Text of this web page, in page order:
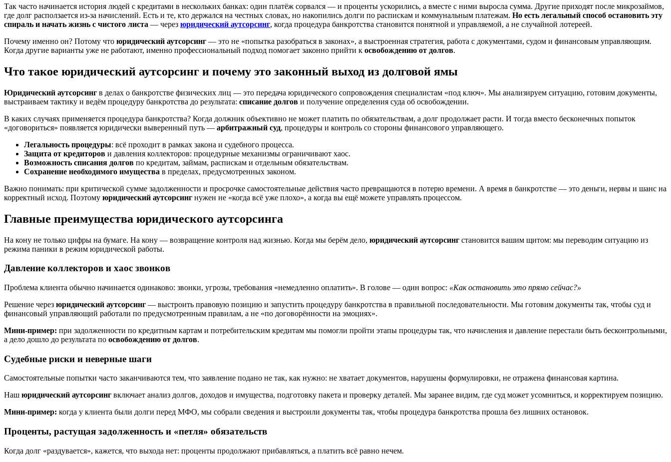
Так часто начинается история людей с кредитами в нескольких банках: один платёж сорвался — и проценты ускорились, а вместе с ними выросла сумма. Другие приходят после микрозаймов,
где долг расползается из‑за начислений. Есть и те, кто держался на честных словах, но накопились долги по распискам и коммунальным платежам. Но есть легальный способ остановить эту
спираль и начать жизнь с чистого листа — через юридический аутсорсинг, когда процедура банкротства становится понятной и управляемой, а не случайной лотереей.
Почему именно он? Потому что юридический аутсорсинг — это не «попытка разобраться в законах», а выстроенная стратегия, работа с документами, судом и финансовым управляющим.
Когда другие варианты уже не работают, именно профессиональный подход помогает законно прийти к освобождению от долгов.
Что такое юридический аутсорсинг и почему это законный выход из долговой ямы
Юридический аутсорсинг в делах о банкротстве физических лиц — это передача юридического сопровождения специалистам «под ключ». Мы анализируем ситуацию, готовим документы,
выстраиваем тактику и ведём процедуру банкротства до результата: списание долгов и получение определения суда об освобождении.
В каких случаях применяется процедура банкротства? Когда должник объективно не может платить по обязательствам, а долг продолжает расти. И тогда вместо бесконечных попыток
«договориться» появляется юридически выверенный путь — арбитражный суд, процедуры и контроль со стороны финансового управляющего.
Легальность процедуры: всё проходит в рамках закона и судебного процесса.
Защита от кредиторов и давления коллекторов: процедурные механизмы ограничивают хаос.
Возможность списания долгов по кредитам, займам, распискам и отдельным обязательствам.
Сохранение необходимого имущества в пределах, предусмотренных законом.
Важно понимать: при критической сумме задолженности и просрочке самостоятельные действия часто превращаются в потерю времени. А время в банкротстве — это деньги, нервы и шанс на
корректный исход. Поэтому юридический аутсорсинг нужен не «когда всё уже плохо», а когда вы ещё можете управлять процессом.
Главные преимущества юридического аутсорсинга
На кону не только цифры на бумаге. На кону — возвращение контроля над жизнью. Когда мы берём дело, юридический аутсорсинг становится вашим щитом: мы переводим ситуацию из
режима паники в режим юридической работы.
Давление коллекторов и хаос звонков
Проблема клиента обычно начинается одинаково: звонки, угрозы, требования «немедленно оплатить». В голове — один вопрос: «Как остановить это прямо сейчас?»
Решение через юридический аутсорсинг — выстроить правовую позицию и запустить процедуру банкротства в правильной последовательности. Мы готовим документы так, чтобы суд и
финансовый управляющий работали по предусмотренным правилам, а не «по договорённости на эмоциях».
Мини‑пример: при задолженности по кредитным картам и потребительским кредитам мы помогли пройти этапы процедуры так, что начисления и давление перестали быть бесконтрольными,
а дело дошло до результата по освобождению от долгов.
Судебные риски и неверные шаги
Самостоятельные попытки часто заканчиваются тем, что заявление подано не так, как нужно: не хватает документов, нарушены формулировки, не отражена финансовая картина.
Наш юридический аутсорсинг включает анализ долгов, доходов и имущества, подготовку пакета и проверку деталей. Мы заранее видим, где суд может усомниться, и корректируем позицию.
Мини‑пример: когда у клиента были долги перед МФО, мы собрали сведения и выстроили документы так, чтобы процедура банкротства прошла без лишних остановок.
Проценты, растущая задолженность и «петля» обязательств
Когда долг «раздувается», кажется, что выхода нет: проценты продолжают прибавляться, а платить всё равно нечем.